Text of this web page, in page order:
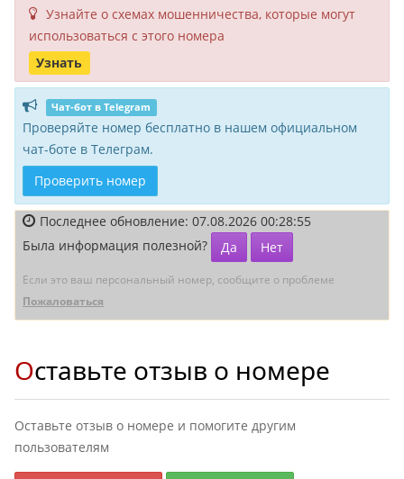
Узнайте о схемах мошенни­чества, кото­рые могут
исполь­зоваться с этого номера
Узнать
Чат-бот в Telegram
Проверяйте номер бесплатно в нашем официальном
чат-боте в Телеграм.
Проверить номер
Последнее обновление: 07.08.2026 00:28:55
Была информация полезной?
Да Нет
Если это ваш персональный номер, сообщите о проблеме
Пожаловаться
Оставьте отзыв о номере
Оставьте отзыв о номере и помогите другим
пользователям